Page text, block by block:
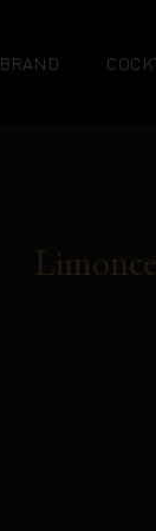
BRAND